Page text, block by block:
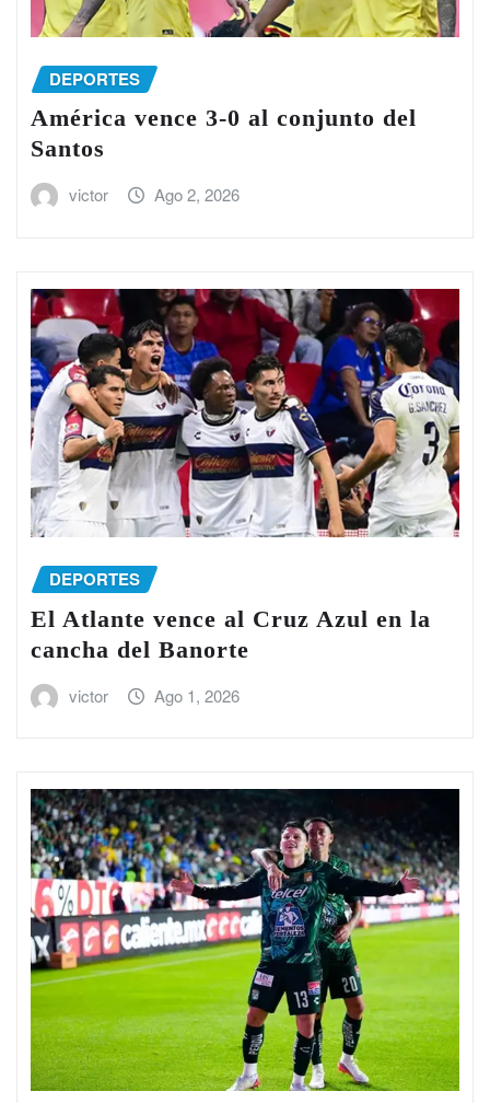
DEPORTES
América vence 3-0 al conjunto del
Santos
victor Ago 2, 2026
DEPORTES
El Atlante vence al Cruz Azul en la
cancha del Banorte
victor Ago 1, 2026